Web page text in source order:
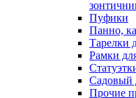
Пуфики
Панно,
Тарелки
Рамки
Садовый
Прочие